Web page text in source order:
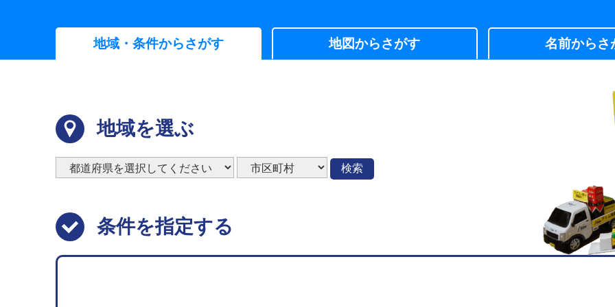
地域・条件からさがす 地図からさがす 名前からさ
地域を選ぶ
検索
条件を指定する